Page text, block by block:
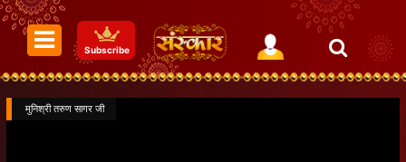
Subscribe
मुनिश्री तरुण सागर जी